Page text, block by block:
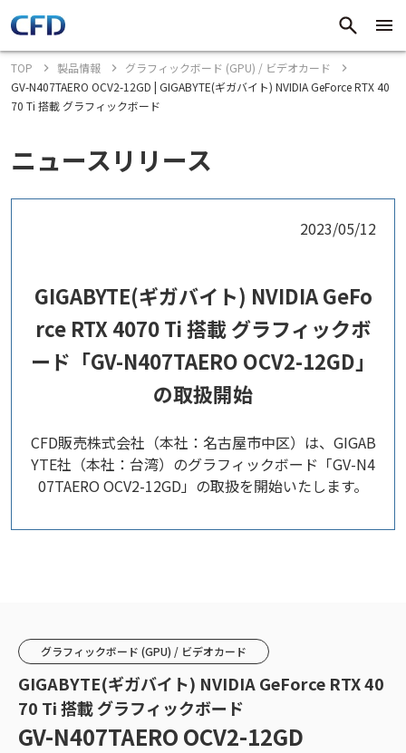
TOP 製品情報
グラフィックボード (GPU) / ビデオカード
GV-N407TAERO OCV2-12GD | GIGABYTE(ギガバイト) NVIDIA GeForce RTX 40
70 Ti 搭載 グラフィックボード
ニュースリリース
2023/05/12
GIGABYTE(ギガバイト) NVIDIA GeFo
rce RTX 4070 Ti 搭載 グラフィックボ
ード「GV-N407TAERO OCV2-12GD」
の取扱開始
CFD販売株式会社（本社：名古屋市中区）は、GIGAB
YTE社（本社：台湾）のグラフィックボード「GV-N4
07TAERO OCV2-12GD」の取扱を開始いたします。
グラフィックボード (GPU) / ビデオカード
GIGABYTE(ギガバイト) NVIDIA GeForce RTX 40
70 Ti 搭載 グラフィックボード
GV-N407TAERO OCV2-12GD